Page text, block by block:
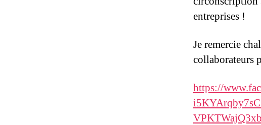
entreprises !
Je remercie
collaborateurs
https://